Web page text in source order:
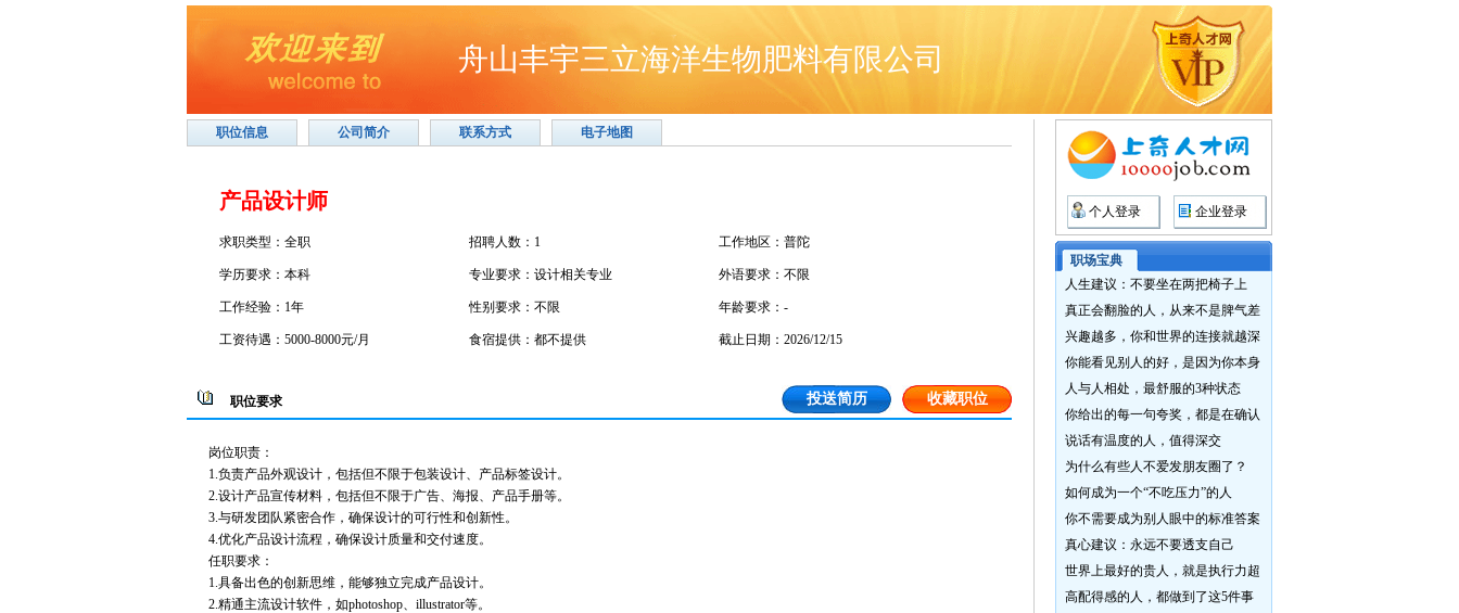
舟山丰宇三立海洋生物肥料有限公司
职位信息 公司简介 联系方式 电子地图
产品设计师
求职类型：全职 招聘人数：1 工作地区：普陀
学历要求：本科 专业要求：设计相关专业 外语要求：不限
工作经验：1年 性别要求：不限 年龄要求：-
工资待遇：5000-8000元/月 食宿提供：都不提供 截止日期：2026/12/15
职位要求 收藏职位
投送简历
岗位职责：
1.负责产品外观设计，包括但不限于包装设计、产品标签设计。
2.设计产品宣传材料，包括但不限于广告、海报、产品手册等。
3.与研发团队紧密合作，确保设计的可行性和创新性。
4.优化产品设计流程，确保设计质量和交付速度。
任职要求：
1.具备出色的创新思维，能够独立完成产品设计。
2.精通主流设计软件，如photoshop、illustrator等。
个人登录 企业登录
职场宝典
人生建议：不要坐在两把椅子上
真正会翻脸的人，从来不是脾气差
兴趣越多，你和世界的连接就越深
你能看见别人的好，是因为你本身
人与人相处，最舒服的3种状态
你给出的每一句夸奖，都是在确认
说话有温度的人，值得深交
为什么有些人不爱发朋友圈了？
如何成为一个“不吃压力”的人
你不需要成为别人眼中的标准答案
真心建议：永远不要透支自己
世界上最好的贵人，就是执行力超
高配得感的人，都做到了这5件事